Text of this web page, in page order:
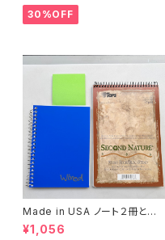
30%OFF
Made in USA ノート２冊とお
まけ
¥1,056